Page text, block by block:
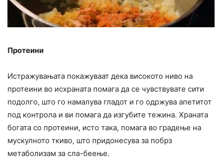
Протеини
Истражувањата покажуваат дека високото ниво на
протеини во исхраната помага да се чувствувате сити
подолго, што го намалува гладот ​​и го одржува апетитот
под контрола и ви помага да изгубите тежина. Храната
богата со протеини, исто така, помага во градење на
мускулното ткиво, што придонесува за побрз
метаболизам за сла-беење.